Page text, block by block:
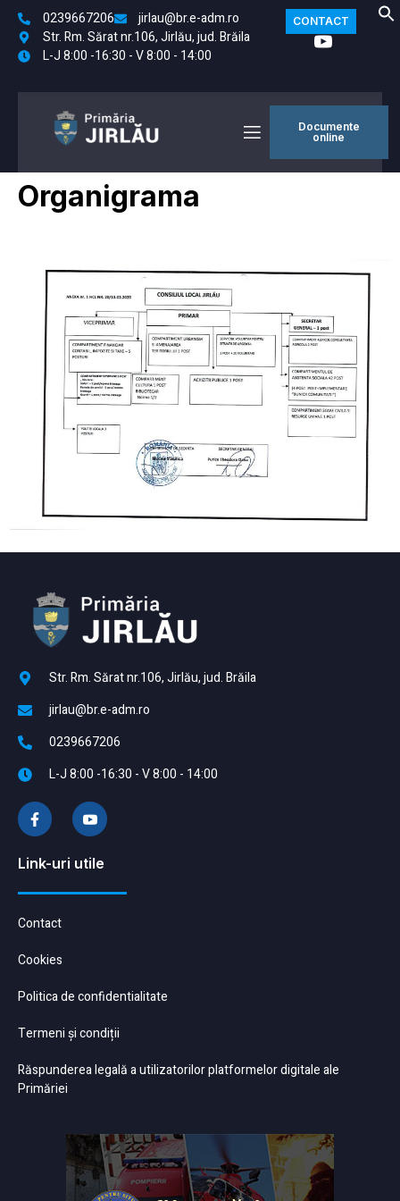
0239667206
jirlau@br.e-adm.ro
Str. Rm. Sărat nr.106, Jirlău, jud. Brăila
L-J 8:00 -16:30 - V 8:00 - 14:00
CONTACT
Documente
online
Organigrama
Str. Rm. Sărat nr.106, Jirlău, jud. Brăila
jirlau@br.e-adm.ro
0239667206
L-J 8:00 -16:30 - V 8:00 - 14:00
Link-uri utile
Contact
Cookies
Politica de confidentialitate
Termeni și condiții
Răspunderea legală a utilizatorilor platformelor digitale ale
Primăriei